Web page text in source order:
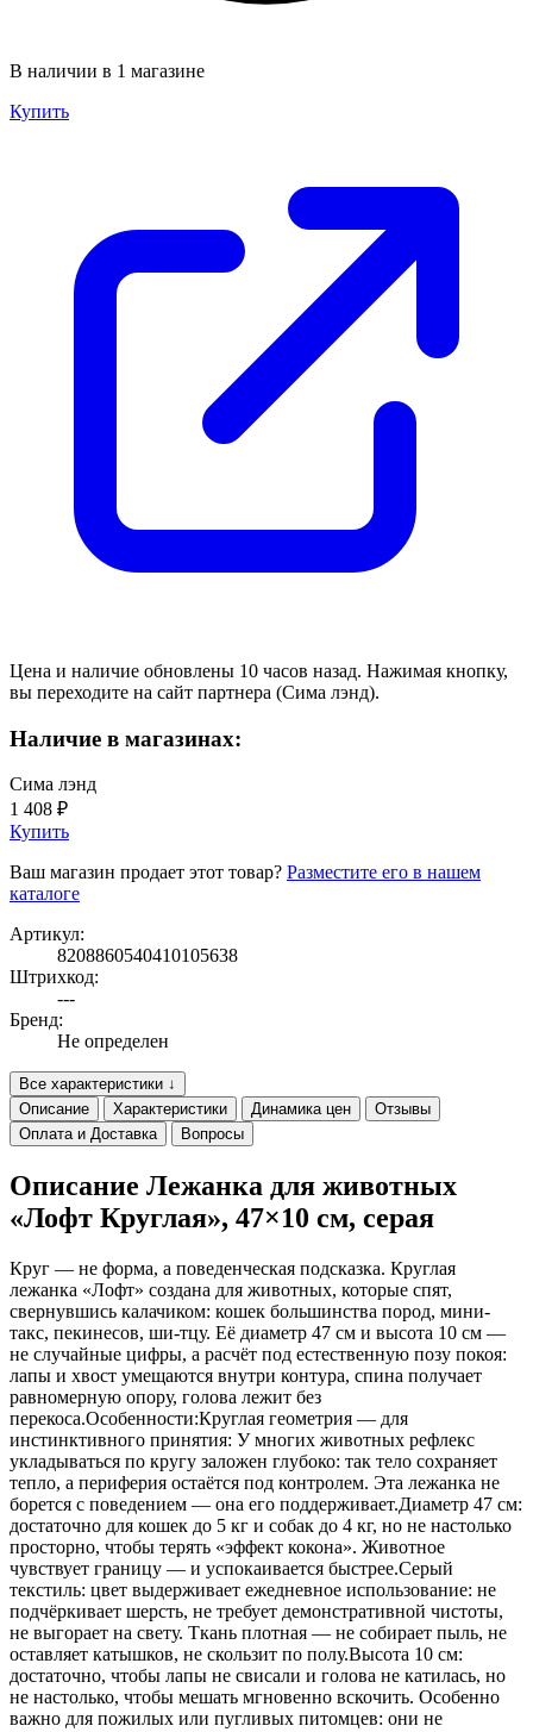
В наличии в 1 магазине
Купить
Цена и наличие обновлены 10 часов назад. Нажимая кнопку,
вы переходите на сайт партнера (Сима лэнд).
Наличие в магазинах:
Сима лэнд
1 408 ₽
Купить
Ваш магазин продает этот товар? Разместите его в нашем
каталоге
Артикул:
8208860540410105638
Штрихкод:
---
Бренд:
Не определен
Все характеристики ↓
Описание
Характеристики Динамика цен
Отзывы
Оплата и Доставка
Вопросы
Описание Лежанка для животных
«Лофт Круглая», 47×10 см, серая
Круг — не форма, а поведенческая подсказка. Круглая
лежанка «Лофт» создана для животных, которые спят,
свернувшись калачиком: кошек большинства пород, мини-
такс, пекинесов, ши-тцу. Её диаметр 47 см и высота 10 см —
не случайные цифры, а расчёт под естественную позу покоя:
лапы и хвост умещаются внутри контура, спина получает
равномерную опору, голова лежит без
перекоса.Особенности:Круглая геометрия — для
инстинктивного принятия: У многих животных рефлекс
укладываться по кругу заложен глубоко: так тело сохраняет
тепло, а периферия остаётся под контролем. Эта лежанка не
борется с поведением — она его поддерживает.Диаметр 47 см:
достаточно для кошек до 5 кг и собак до 4 кг, но не настолько
просторно, чтобы терять «эффект кокона». Животное
чувствует границу — и успокаивается быстрее.Серый
текстиль: цвет выдерживает ежедневное использование: не
подчёркивает шерсть, не требует демонстративной чистоты,
не выгорает на свету. Ткань плотная — не собирает пыль, не
оставляет катышков, не скользит по полу.Высота 10 см:
достаточно, чтобы лапы не свисали и голова не катилась, но
не настолько, чтобы мешать мгновенно вскочить. Особенно
важно для пожилых или пугливых питомцев: они не